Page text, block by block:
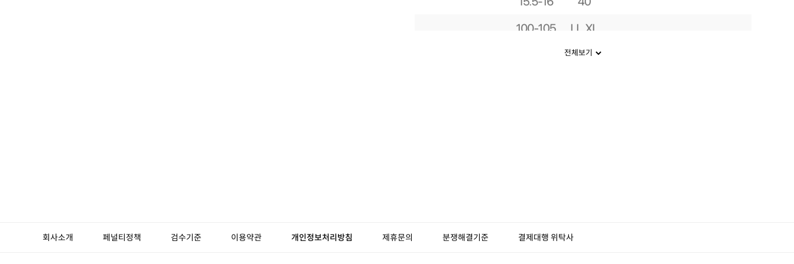
전체보기
회사소개 페널티정책 검수기준 이용약관 개인정보처리방침 제휴문의 분쟁해결기준 결제대행 위탁사